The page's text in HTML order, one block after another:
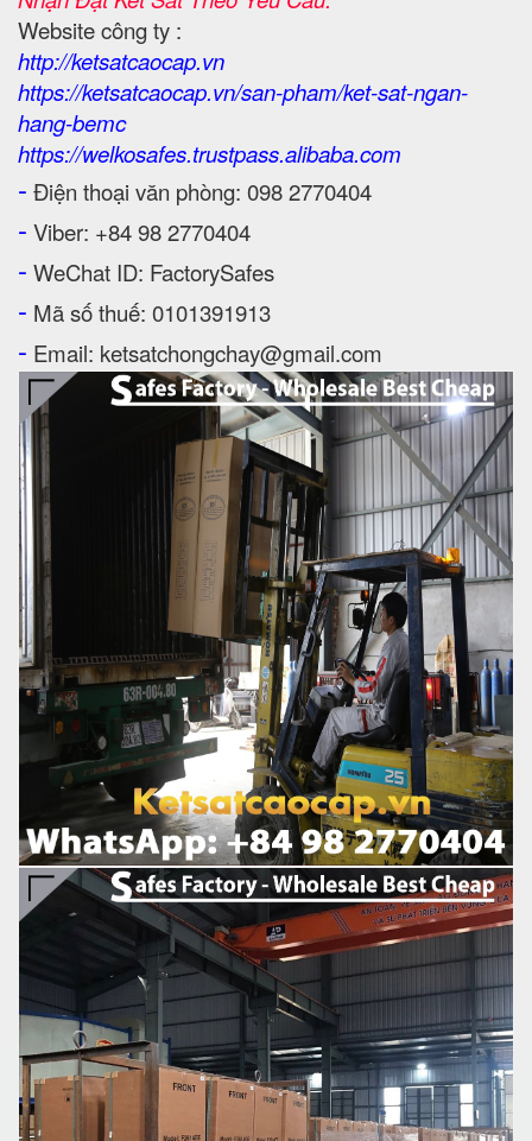
Website công ty :
http://ketsatcaocap.vn
https://ketsatcaocap.vn/san-pham/ket-sat-ngan-
hang-bemc
https://welkosafes.trustpass.alibaba.com
- Điện thoại văn phòng: 098 2770404
- Viber: +84 98 2770404
- WeChat ID: FactorySafes
- Mã số thuế: 0101391913
- Email: ketsatchongchay@gmail.com